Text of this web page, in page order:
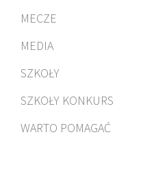
MECZE
MEDIA
SZKOŁY
SZKOŁY KONKURS
WARTO POMAGAĆ